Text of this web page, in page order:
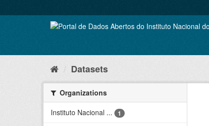
to
Datasets
Organizations
Instituto Nacional ...
1